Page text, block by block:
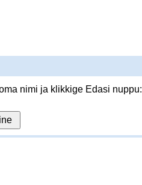
nimi ja klikkige Edasi nuppu: